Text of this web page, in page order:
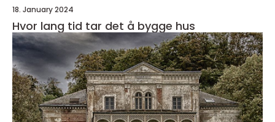
18. January 2024
Hvor lang tid tar det å bygge hus